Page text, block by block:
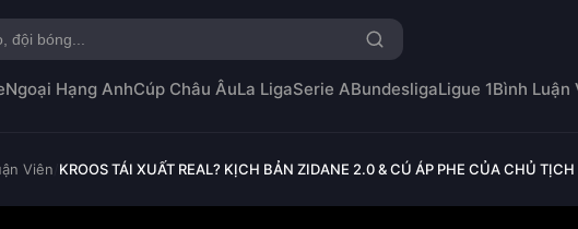
Ngoại Hạng AnhCúp Châu ÂuLa LigaSerie ABundesligaLigue 1Bình Luận
Viên KROOS TÁI XUẤT REAL? KỊCH BẢN ZIDANE 2.0 & CÚ ÁP PHE CỦA CHỦ TỊCH